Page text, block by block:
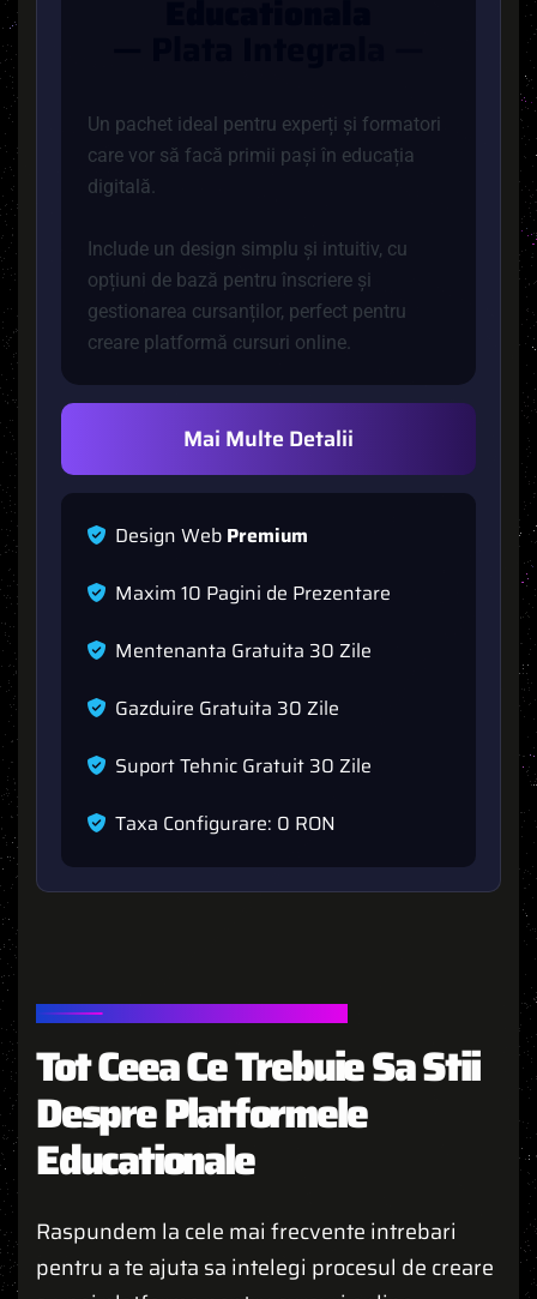
Un pachet ideal pentru experți și formatori
care vor să facă primii pași în educația
digitală.
Include un design simplu și intuitiv, cu
opțiuni de bază pentru înscriere și
gestionarea cursanților, perfect pentru
creare platformă cursuri online.
Mai Multe Detalii
Design Web Premium
Maxim 10 Pagini de Prezentare
Mentenanta Gratuita 30 Zile
Gazduire Gratuita 30 Zile
SuportTehnic Gratuit 30 Zile
Taxa Confgurare: 0 RON
INTREBARI FRECVENTE
Tot Ceea Ce Trebuie Sa Stii
Despre Platformele
Educationale
Raspundem la cele mai frecvente intrebari
pentru a te ajuta sa intelegi procesul de creare